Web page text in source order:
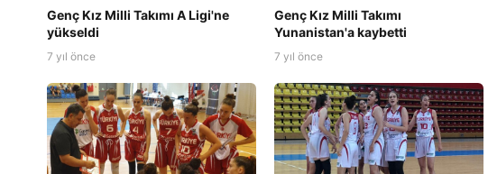
Genç Kız Milli Takımı A Ligi'ne
yükseldi
7 yıl önce
Genç Kız Milli Takımı
Yunanistan'a kaybetti
7 yıl önce